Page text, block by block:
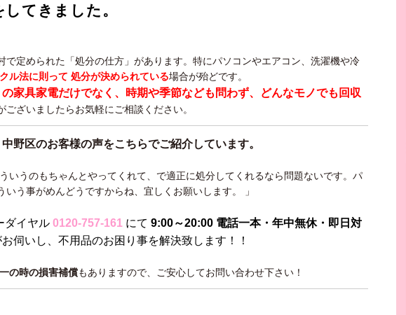
てきました。
で定められた「処分の仕方」があります。特にパソコンやエアコン、洗濯機や冷
ル法に則って 処分が決められている場合が殆どです。
家具家電だけでなく、時期や季節なども問わず、どんなモノでも回収
ございましたらお気軽にご相談ください。
野区のお客様の声をこちらでご紹介しています。
いうのもちゃんとやってくれて、で適正に処分してくれるなら問題ないです。パ
いう事がめんどうですからね、宜しくお願いします。 」
ダイヤル 0120-757-161 にて 9:00～20:00 電話一本・年中無休・即日対
伺いし、不用品のお困り事を解決致します！！
の時の損害補償もありますので、ご安心してお問い合わせ下さい！